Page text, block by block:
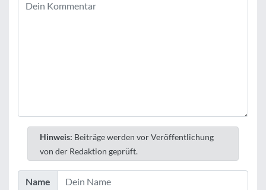
Hinweis: Beiträge werden vor Veröffentlichung
von der Redaktion geprüft.
Name